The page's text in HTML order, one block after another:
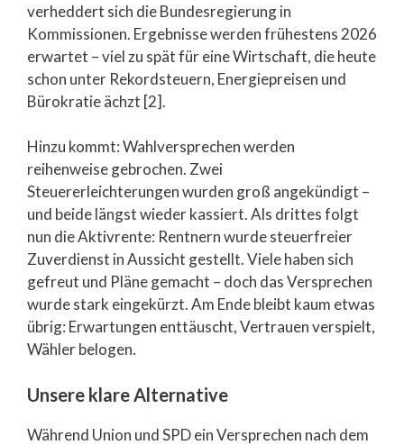
verheddert sich die Bundesregierung in
Kommissionen. Ergebnisse werden frühestens 2026
erwartet – viel zu spät für eine Wirtschaft, die heute
schon unter Rekordsteuern, Energiepreisen und
Bürokratie ächzt [2].
Hinzu kommt: Wahlversprechen werden
reihenweise gebrochen. Zwei
Steuererleichterungen wurden groß angekündigt –
und beide längst wieder kassiert. Als drittes folgt
nun die Aktivrente: Rentnern wurde steuerfreier
Zuverdienst in Aussicht gestellt. Viele haben sich
gefreut und Pläne gemacht – doch das Versprechen
wurde stark eingekürzt. Am Ende bleibt kaum etwas
übrig: Erwartungen enttäuscht, Vertrauen verspielt,
Wähler belogen.
Unsere klare Alternative
Während Union und SPD ein Versprechen nach dem